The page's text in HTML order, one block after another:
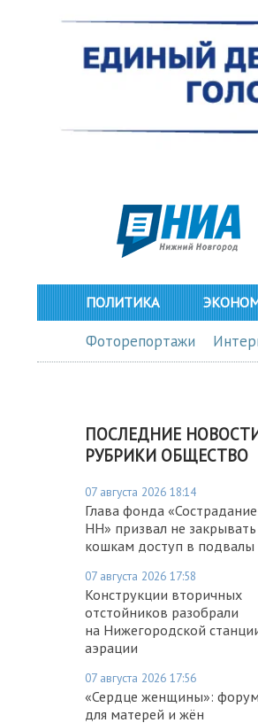
ПОЛИТИКА
Фоторепортажи
ПОСЛЕДНИЕ
РУБРИКИ ОБЩЕСТВО
07 августа 2026 18:14
Глава фонда
НН» призвал не закрывать
кошкам доступ в подвалы
07 августа 2026 17:58
Конструкции вторичных
отстойников разобрали
на Нижегородской
аэрации
07 августа 2026 17:56
«Сердце женщины»: форум
для матерей и жён